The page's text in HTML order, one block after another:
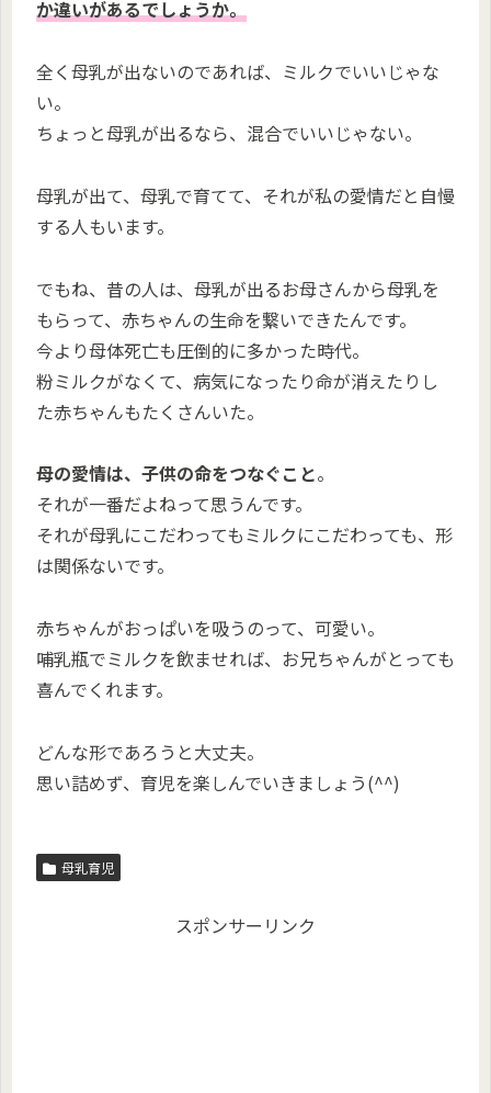
か違いがあるでしょうか。
全く母乳が出ないのであれば、ミルクでいいじゃな
い。
ちょっと母乳が出るなら、混合でいいじゃない。
母乳が出て、母乳で育てて、それが私の愛情だと自慢
する人もいます。
でもね、昔の人は、母乳が出るお母さんから母乳を
もらって、赤ちゃんの生命を繋いできたんです。
今より母体死亡も圧倒的に多かった時代。
粉ミルクがなくて、病気になったり命が消えたりし
た赤ちゃんもたくさんいた。
母の愛情は、子供の命をつなぐこと。
それが一番だよねって思うんです。
それが母乳にこだわってもミルクにこだわっても、形
は関係ないです。
赤ちゃんがおっぱいを吸うのって、可愛い。
哺乳瓶でミルクを飲ませれば、お兄ちゃんがとっても
喜んでくれます。
どんな形であろうと大丈夫。
思い詰めず、育児を楽しんでいきましょう(^^)
母乳育児
スポンサーリンク